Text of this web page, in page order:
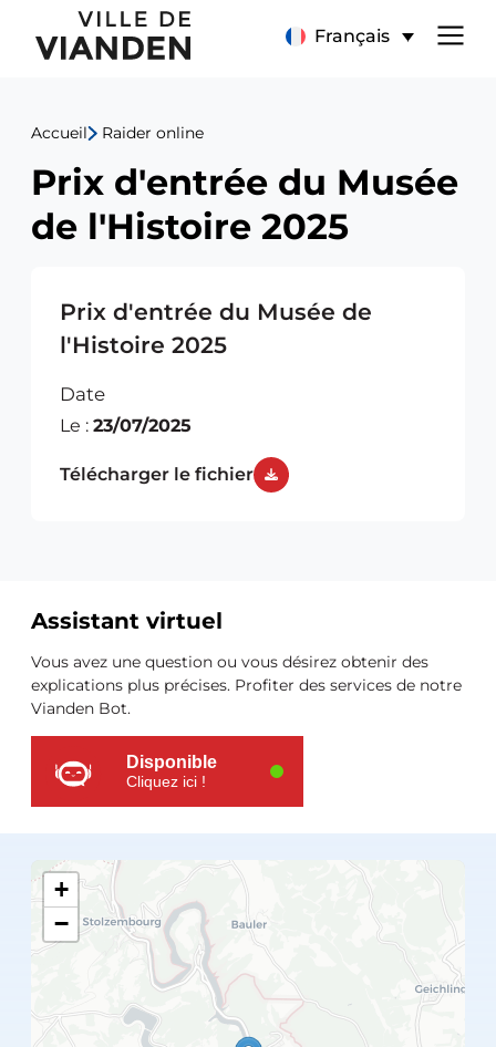
Prix
d'entrée
du
Musée
de
2025
Français
Menu
navigation
principal
Accueil Raider online
Prix d'entrée du Musée
de l'Histoire 2025
Prix d'entrée du Musée de
l'Histoire 2025
Date
Le : 23/07/2025
Télécharger le fichier
Ressources
supplémentaires
Assistant virtuel
Vous avez une question ou vous désirez obtenir des
explications plus précises. Profiter des services de notre
Vianden Bot.
Disponible
Cliquez ici !
+
−